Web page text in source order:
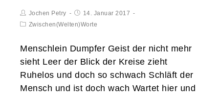
Jochen Petry
14. Januar 2017
Zwischen(Welten)Worte
Menschlein Dumpfer Geist der nicht mehr
sieht Leer der Blick der Kreise zieht
Ruhelos und doch so schwach Schläft der
Mensch und ist doch wach Wartet hier und